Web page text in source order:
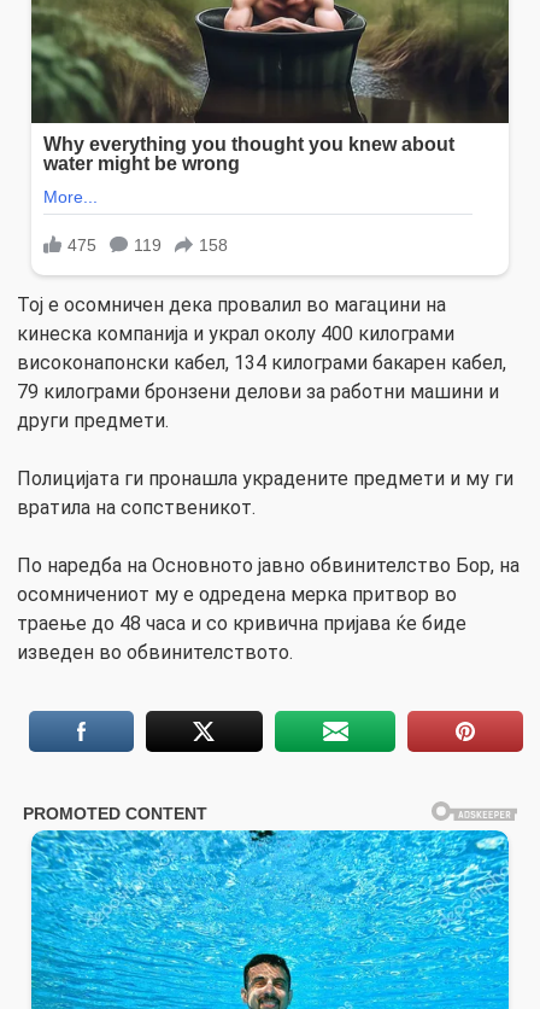
Тој е осомничен дека провалил во магацини на
кинеска компанија и украл околу 400 килограми
високонапонски кабел, 134 килограми бакарен кабел,
79 килограми бронзени делови за работни машини и
други предмети.
Полицијата ги пронашла украдените предмети и му ги
вратила на сопственикот.
По наредба на Основното јавно обвинителство Бор, на
осомничениот му е одредена мерка притвор во
траење до 48 часа и со кривична пријава ќе биде
изведен во обвинителството.